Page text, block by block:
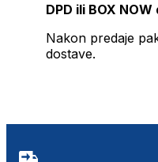
DPD ili BOX
Nakon predaje
dostave.